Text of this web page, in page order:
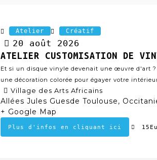
Atelier Créatif
20 août
2026
ATELIER CUSTOMISATION DE
Et si un disque vinyle devenait une œuvre d'art
une décoration colorée pour égayer votre
Village des Arts Africains
Allées Jules Guesde Toulouse,
+ Google Map
Plus d'infos en cliquant ici